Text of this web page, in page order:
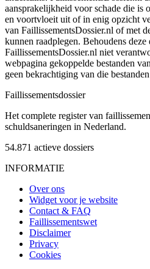
aansprakelijkheid voor schade die is
en voortvloeit uit of in enig opzicht
van FaillissementsDossier.nl of met
kunnen raadplegen. Behoudens deze
FaillissementsDossier.nl niet
webpagina gekoppelde bestanden
geen bekrachtiging van die
Faillissementsdossier
Het complete register van
schuldsaneringen in Nederland.
54.871 actieve dossiers
INFORMATIE
Over ons
Widget voor je website
Contact & FAQ
Faillissementswet
Disclaimer
Privacy
Cookies